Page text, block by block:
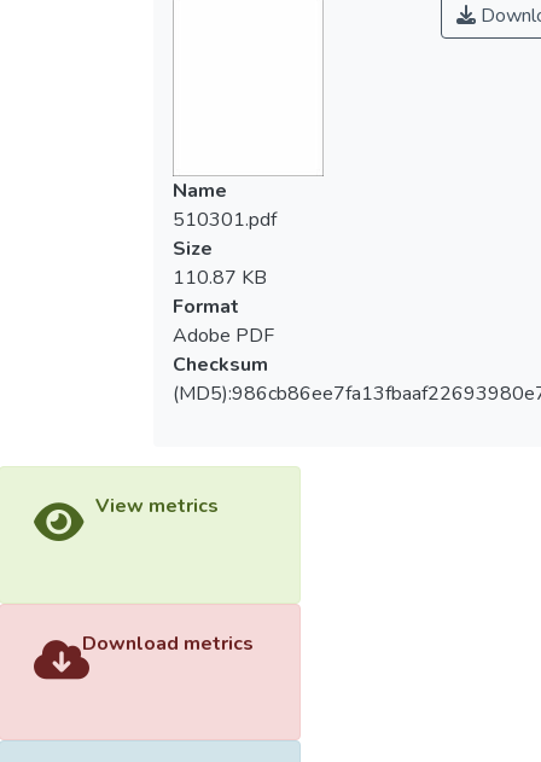
Name
510301.pdf
Size
110.87 KB
Format
Adobe PDF
Checksum
View metrics
Download metrics